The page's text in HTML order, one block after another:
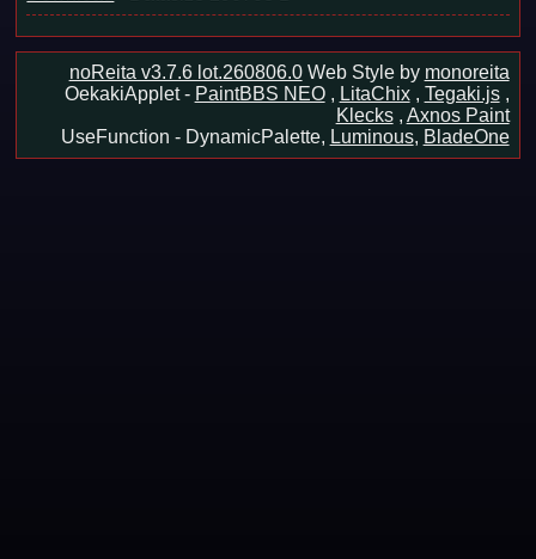
noReita v3.7.6 lot.260806.0Web Style by monoreita
OekakiApplet - PaintBBS NEO, LitaChix, Tegaki.js,
Klecks, Axnos Paint
UseFunction - DynamicPalette, Luminous, BladeOne